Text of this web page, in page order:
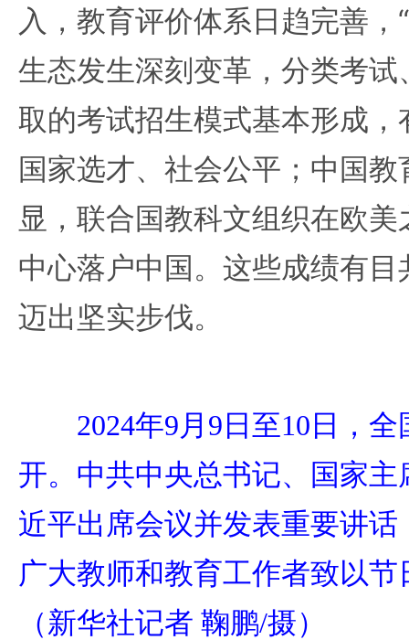
入，教育评价体系日趋完善，
生态发生深刻变革，分类考
取的考试招生模式基本形成
国家选才、社会公平；中国
显，联合国教科文组织在欧
中心落户中国。这些成绩有
迈出坚实步伐。
2024年9月9日至10日，全
开。中共中央总书记、国家
近平出席会议并发表重要讲
广大教师和教育工作者致以
（新华社记者 鞠鹏/摄）